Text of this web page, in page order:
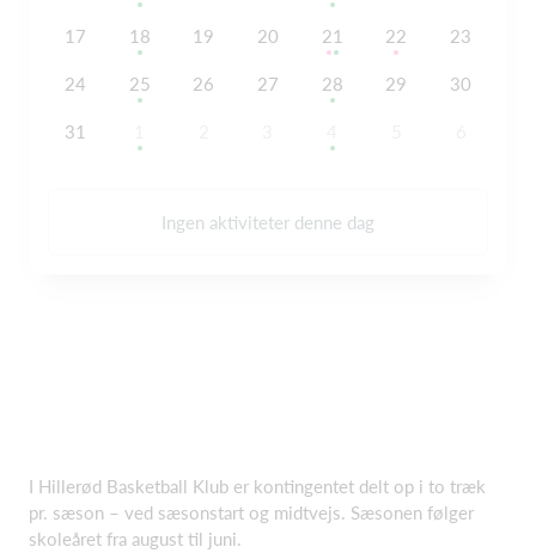
17 18 19 20 21 22 23
24 25 26 27 28 29 30
31
Ingen aktiviteter denne dag
I Hillerød Basketball Klub er kontingentet delt op i to træk
pr. sæson – ved sæsonstart og midtvejs. Sæsonen følger
skoleåret fra august til juni.